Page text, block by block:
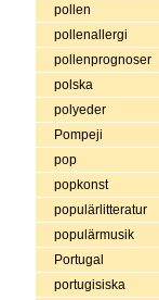
pollen
pollenallergi
pollenprognoser
polska
polyeder
Pompeji
pop
popkonst
populärlitteratur
populärmusik
Portugal
portugisiska